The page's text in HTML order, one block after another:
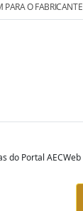
O FABRICANTE
do Portal AECWeb